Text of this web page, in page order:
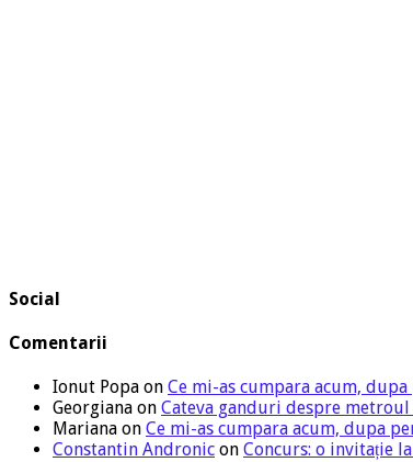
Social
Comentarii
Ionut Popa on Ce mi-as cumpara acum,
Georgiana on Cateva ganduri despre
Mariana on Ce mi-as cumpara acum, dupa
Constantin Andronic on Concurs: o invitație